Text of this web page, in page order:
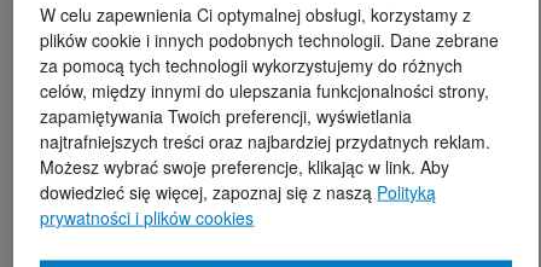
W celu zapewnienia Ci optymalnej obsługi, korzystamy z
plików cookie i innych podobnych technologii. Dane zebrane
za pomocą tych technologii wykorzystujemy do różnych
celów, między innymi do ulepszania funkcjonalności strony,
zapamiętywania Twoich preferencji, wyświetlania
najtrafniejszych treści oraz najbardziej przydatnych reklam.
Możesz wybrać swoje preferencje, klikając w link. Aby
dowiedzieć się więcej, zapoznaj się z naszą Polityką
prywatności i plików cookies